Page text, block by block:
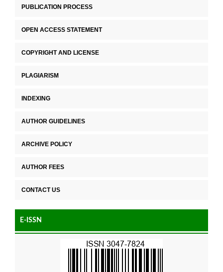
PUBLICATION PROCESS
OPEN ACCESS STATEMENT
COPYRIGHT AND LICENSE
PLAGIARISM
INDEXING
AUTHOR GUIDELINES
ARCHIVE POLICY
AUTHOR FEES
CONTACT US
E-ISSN